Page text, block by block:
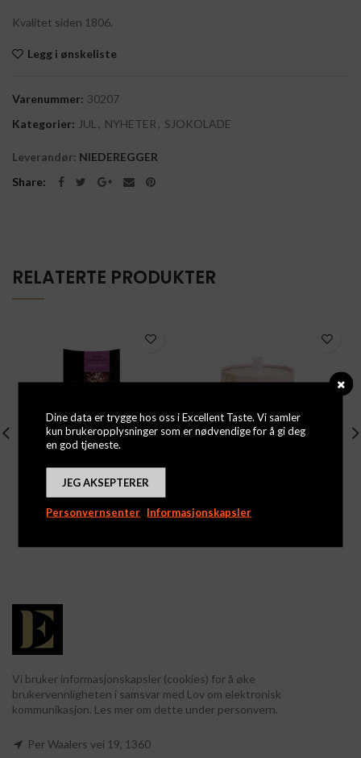
Kvalitet siden 1806.
Legg i ønskeliste
Varenummer: 30207
Kategorier: JUL , NYHETER , SJOKOLADE
Leverandør: NIEDEREGGER
Share
RELATERTE PRODUKTER
mørk sjokolade
Champagne Truffles
Vi bruker informasjonskapsler (cookies) for å øke
brukervennligheten i samsvar med Lov om elektronisk
kommunikasjon. Les mer om dette under personvern.
Per Waalers vei 19, 1360
Dine data er trygge hos oss i Excellent Taste. Vi samler
kun brukeropplysninger som er nødvendige for å gi deg
en god tjeneste.
JEG AKSEPTERER
Personvernsenter Informasjonskapsler